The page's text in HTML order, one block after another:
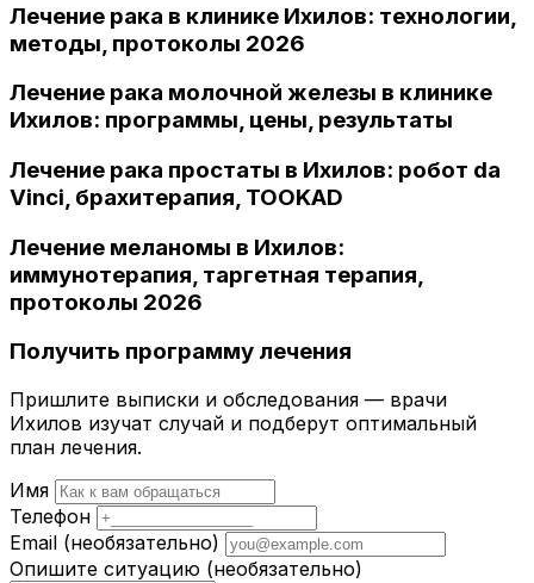
Лечение рака в клинике Ихилов: технологии,
методы, протоколы 2026
Лечение рака молочной железы в клинике
Ихилов: программы, цены, результаты
Лечение рака простаты в Ихилов: робот da
Vinci, брахитерапия, TOOKAD
Лечение меланомы в Ихилов:
иммунотерапия, таргетная терапия,
протоколы 2026
Получить программу лечения
Пришлите выписки и обследования — врачи
Ихилов изучат случай и подберут оптимальный
план лечения.
Имя
Телефон
Email (необязательно)
Опишите ситуацию (необязательно)